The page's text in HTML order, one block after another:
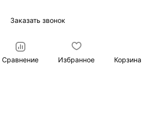
Заказать звонок
Сравнение Избранное Корзина